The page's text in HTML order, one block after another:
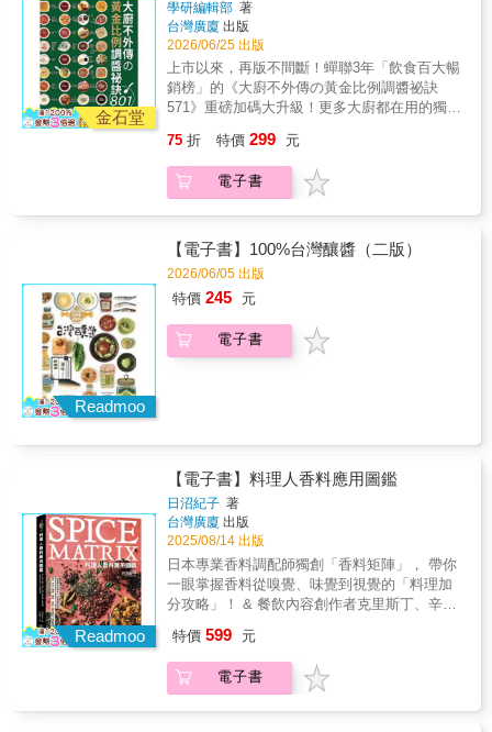
金石堂
們的私藏調味公式，讓家常料理升等餐廳
美味
學研編輯部 著
台灣廣廈 出版
2026/06/25 出版
上市以來，再版不間斷！蟬聯3年「飲食百大暢
銷榜」的《大廚不外傳の黃金比例調醬祕訣
571》重磅加碼大升級！更多大廚都在用的獨家
常見調味料變化801種「美味醬料」，讓家常菜
輕鬆升級！還能天天換口味、三餐吃不膩。君
品酒店西餐行政主廚 王輔立、國宴主廚 邱寶
75 折 特價 299 元
電子書
Readmoo
【電子書】100%台灣釀醬（二版）
2026/06/05 出版
特價 245 元
電子書
Readmoo
【電子書】料理人香料應用圖鑑
日沼紀子 著
台灣廣廈 出版
2025/08/14 出版
日本專業香料調配師獨創「香料矩陣」， 帶你
一眼掌握香料從嗅覺、味覺到視覺的「料理加
分攻略」！ & 餐飲內容創作者克里斯丁、辛香
司研發顧問盧俊欽、香草料理研究家藍偉華、
香草生活家Julia，誠摯推薦！ ── 一本真正教
你「活用香料」、「創造誘人佳餚」的香料圖
特價 599 元
電子書